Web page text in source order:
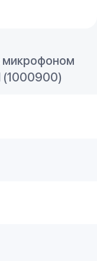
микрофоном
(1000900)